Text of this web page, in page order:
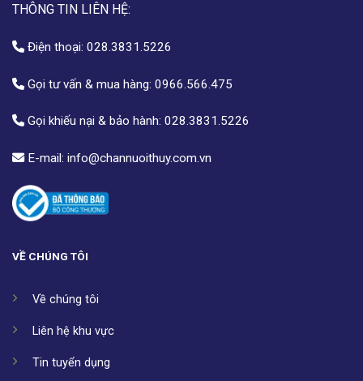
THÔNG TIN LIÊN HỆ:
Điện thoại: 028.3831.5226
Gọi tư vấn & mua hàng: 0966.566.475
Gọi khiếu nại & bảo hành: 028.3831.5226
E-mail: info@channuoithuy.com.vn
VỀ CHÚNG TÔI
Về chúng tôi
Liên hệ khu vực
Tin tuyển dụng